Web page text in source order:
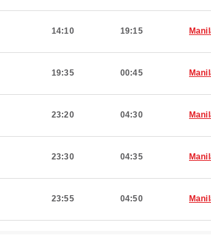
14:10 19:15
19:35 00:45
23:20 04:30
23:30 04:35
23:55 04:50